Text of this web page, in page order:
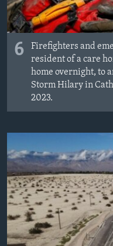
6
Firefighters and
resident of a care
home overnight, to
Storm Hilary in
2023.